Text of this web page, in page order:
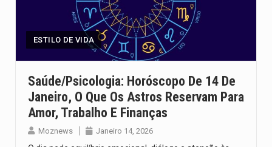
Cover photo suggestion (in English): A police officer outside a…
ESTILO DE VIDA
Saúde/Psicologia: Horóscopo De 14 De
Janeiro, O Que Os Astros Reservam Para
Amor, Trabalho E Finanças
Moznews Janeiro 14, 2026